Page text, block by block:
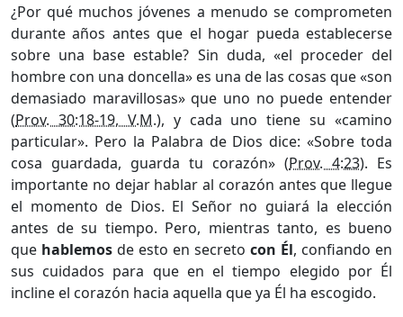
¿Por qué muchos jóvenes a menudo se comprometen
durante años antes que el hogar pueda establecerse
sobre una base estable? Sin duda, «el proceder del
hombre con una doncella» es una de las cosas que «son
demasiado maravillosas» que uno no puede entender
(Prov. 30:18-19, V.M.), y cada uno tiene su «camino
particular». Pero la Palabra de Dios dice: «Sobre toda
cosa guardada, guarda tu corazón» (Prov. 4:23). Es
importante no dejar hablar al corazón antes que llegue
el momento de Dios. El Señor no guiará la elección
antes de su tiempo. Pero, mientras tanto, es bueno
que hablemos de esto en secreto con Él, confiando en
sus cuidados para que en el tiempo elegido por Él
incline el corazón hacia aquella que ya Él ha escogido.